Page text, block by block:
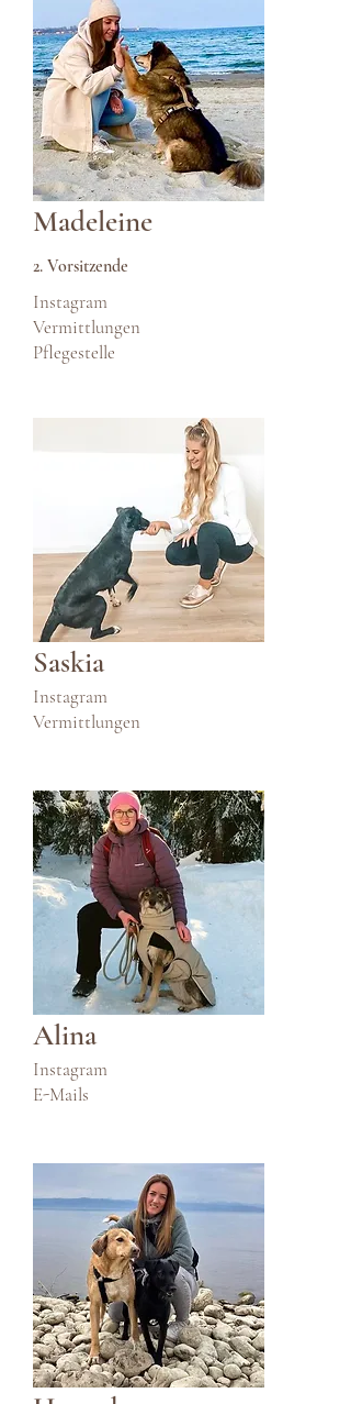
Madeleine
2. Vorsitzende
Instagram
Vermittlungen
Pflegestelle
Saskia
Instagram
Vermittlungen
Alina
Instagram
E-Mails